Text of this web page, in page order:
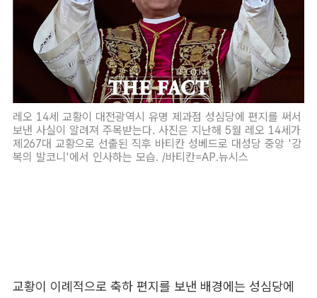
레오 14세 교황이 대전광역시 유명 제과점 성심당에 편지를 써서
보낸 사실이 알려져 주목받는다. 사진은 지난해 5월 레오 14세가
제267대 교황으로 선출된 직후 바티칸 성베드로 대성당 중앙 '강
복의 발코니'에서 인사하는 모습. /바티칸=AP.뉴시스
교황이 이례적으로 축하 편지를 보낸 배경에는 성심당에